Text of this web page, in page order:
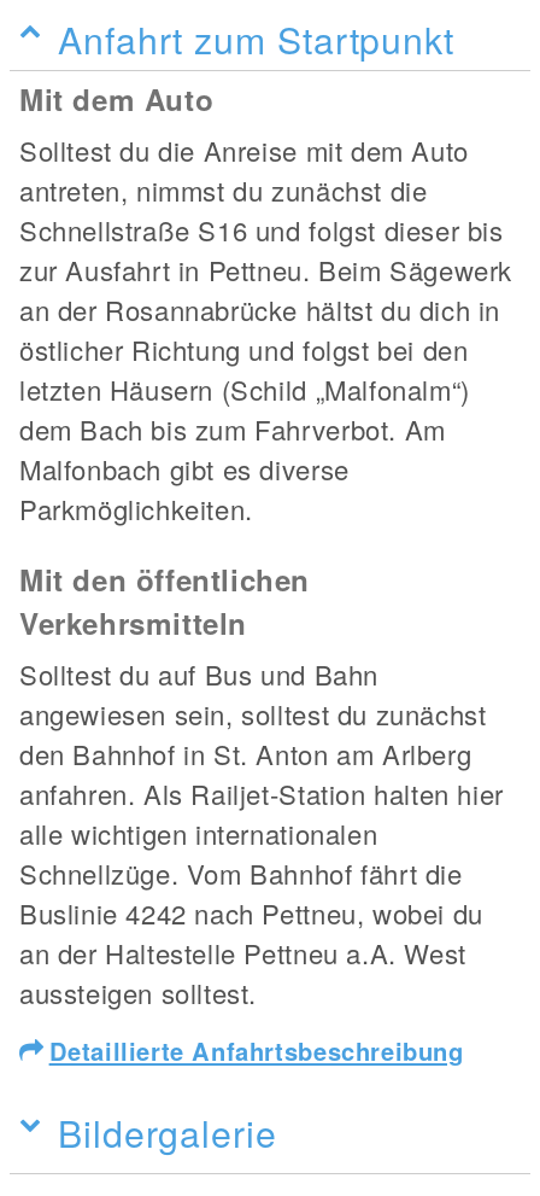
Anfahrt zum Startpunkt
Mit dem Auto
Solltest du die Anreise mit dem Auto
antreten, nimmst du zunächst die
Schnellstraße S16 und folgst dieser bis
zur Ausfahrt in Pettneu. Beim Sägewerk
an der Rosannabrücke hältst du dich in
östlicher Richtung und folgst bei den
letzten Häusern (Schild „Malfonalm“)
dem Bach bis zum Fahrverbot. Am
Malfonbach gibt es diverse
Parkmöglichkeiten.
Mit den öffentlichen
Verkehrsmitteln
Solltest du auf Bus und Bahn
angewiesen sein, solltest du zunächst
den Bahnhof in St. Anton am Arlberg
anfahren. Als Railjet-Station halten hier
alle wichtigen internationalen
Schnellzüge. Vom Bahnhof fährt die
Buslinie 4242 nach Pettneu, wobei du
an der Haltestelle Pettneu a.A. West
aussteigen solltest.
Detaillierte Anfahrtsbeschreibung
Bildergalerie